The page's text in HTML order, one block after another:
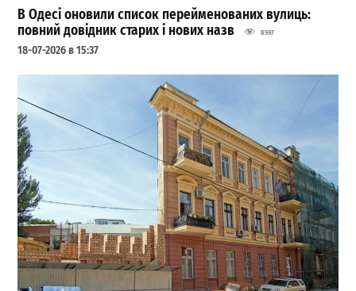
В Одесі оновили список перейменованих вулиць:
повний довідник старих і нових назв
8597
18-07-2026 в 15:37